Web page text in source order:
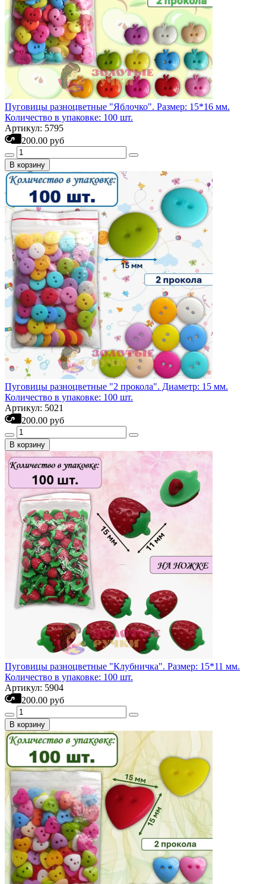
Пуговицы разноцветные "Яблочко". Размер: 15*16 мм.
Количество в упаковке: 100 шт.
Артикул: 5795
200.00 руб
В корзину
Пуговицы разноцветные "2 прокола". Диаметр: 15 мм.
Количество в упаковке: 100 шт.
Артикул: 5021
200.00 руб
В корзину
Пуговицы разноцветные "Клубничка". Размер: 15*11 мм.
Количество в упаковке: 100 шт.
Артикул: 5904
200.00 руб
В корзину